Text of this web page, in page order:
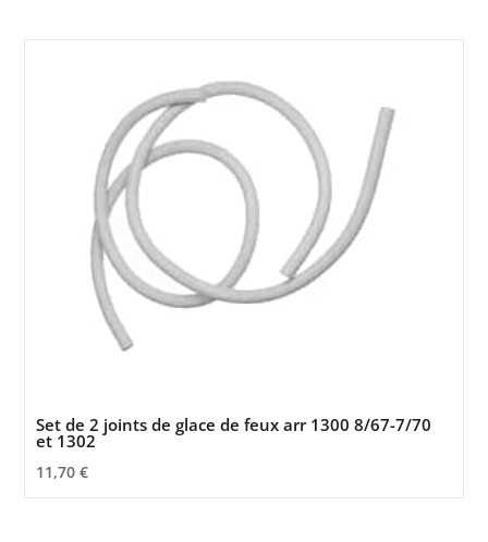
Set de 2 joints de glace de feux arr 1300 8/67-7/70
et 1302
11,70€